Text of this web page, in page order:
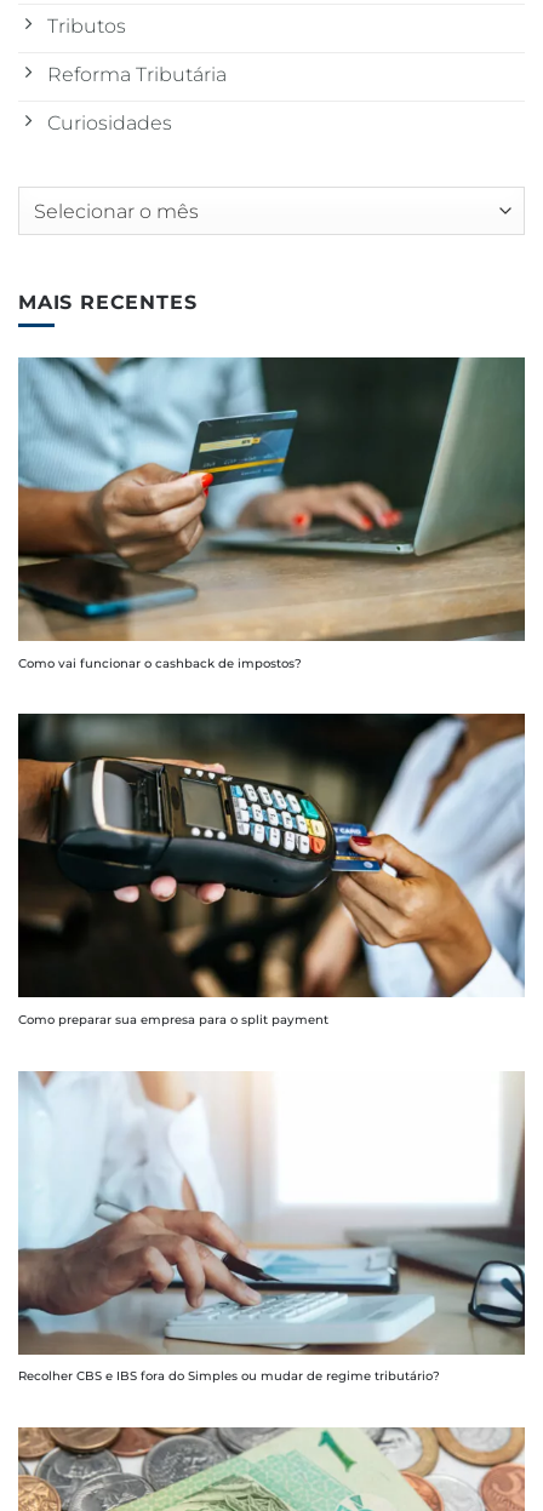
Tributos
Reforma Tributária
Curiosidades
Arquivos
MAIS RECENTES
Como vai funcionar o cashback de impostos?
Como preparar sua empresa para o split payment
Recolher CBS e IBS fora do Simples ou mudar de regime tributário?